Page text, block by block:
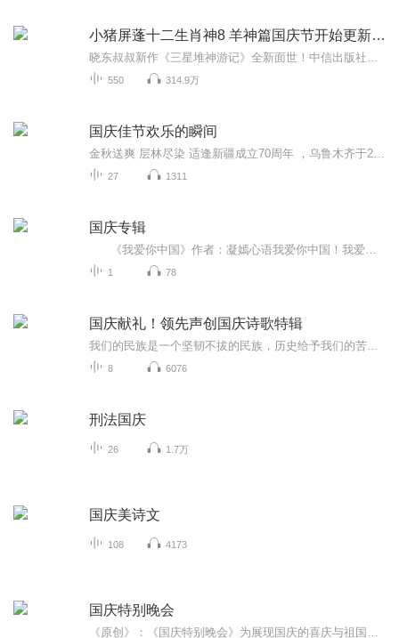
小猪屏蓬十二生肖神8 羊神篇国庆节开始更新啦！
550 314.9万
国庆佳节欢乐的瞬间
27 1311
国庆专辑
1 78
国庆献礼！领先声创国庆诗歌特辑
8 6076
刑法国庆
26 1.7万
国庆美诗文
108 4173
国庆特别晚会